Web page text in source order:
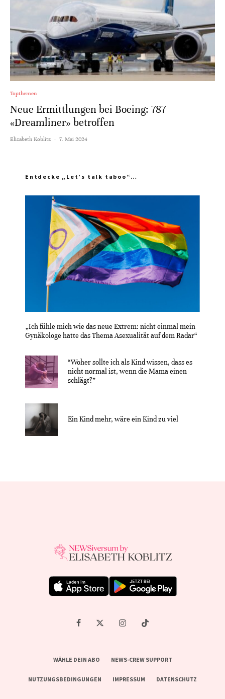
Topthemen
Neue Ermittlungen bei Boeing: 787
«Dreamliner» betroffen
Elisabeth Koblitz · 7. Mai 2024
Entdecke „Let’s talk taboo“…
„Ich fühle mich wie das neue Extrem: nicht einmal mein
Gynäkologe hatte das Thema Asexualität auf dem Radar“
“Woher sollte ich als Kind wissen, dass es
nicht normal ist, wenn die Mama einen
schlägt?”
Ein Kind mehr, wäre ein Kind zu viel
WÄHLE DEIN ABO NEWS-CREW SUPPORT
NUTZUNGSBEDINGUNGEN IMPRESSUM DATENSCHUTZ